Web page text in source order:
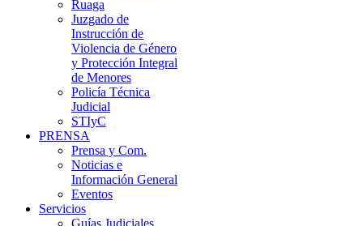
Ruaga
Juzgado de
Instrucción de
Violencia de Género
y Protección Integral
de Menores
Policía Técnica
Judicial
STIyC
PRENSA
Prensa y Com.
Noticias e
Información General
Eventos
Servicios
Guías Judiciales